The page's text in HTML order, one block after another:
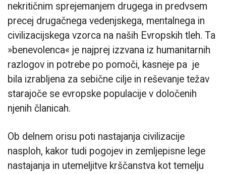
nekritičnim sprejemanjem drugega in predvsem
precej drugačnega vedenjskega, mentalnega in
civilizacijskega vzorca na naših Evropskih tleh. Ta
»benevolenca« je najprej izzvana iz humanitarnih
razlogov in potrebe po pomoči, kasneje pa je
bila izrabljena za sebične cilje in reševanje težav
starajoče se evropske populacije v določenih
njenih članicah.
Ob delnem orisu poti nastajanja civilizacije
nasploh, kakor tudi pogojev in zemljepisne lege
nastajanja in utemeljitve krščanstva kot temelju